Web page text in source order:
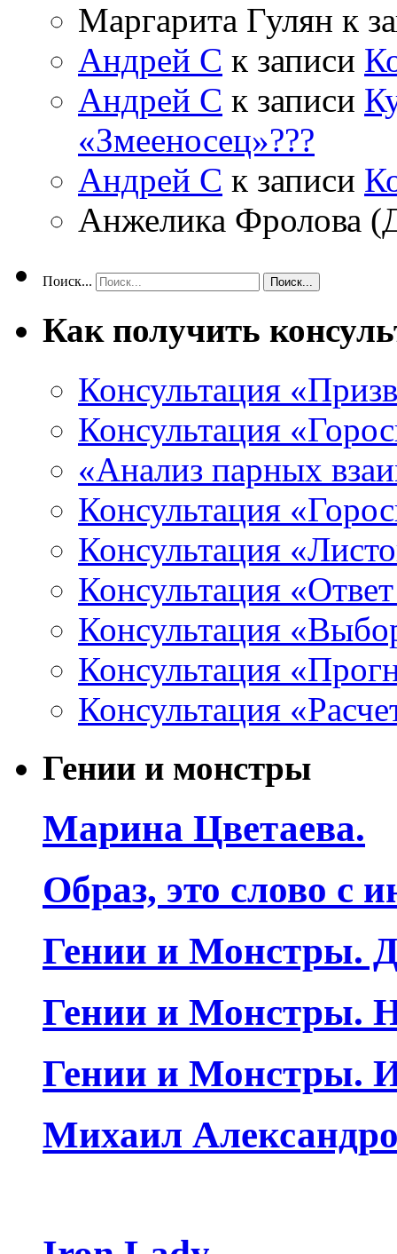
Маргарита Гулян к
Андрей С к записи
Андрей С к записи
«Змееносец»???
Андрей С к записи
Анжелика Фролова
Поиск...
Как получить
Консультация
Консультация
«Анализ парных
Консультация
Консультация
Консультация
Консультация
Консультация
Консультация
Гении и монстры
Марина Цветаева.
Образ, это слово с
Гении и Монстры.
Гении и Монстры.
Гении и Монстры.
Михаил